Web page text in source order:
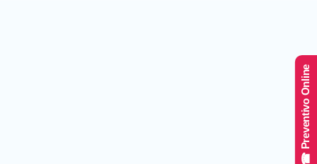
☎ Preventivo Online